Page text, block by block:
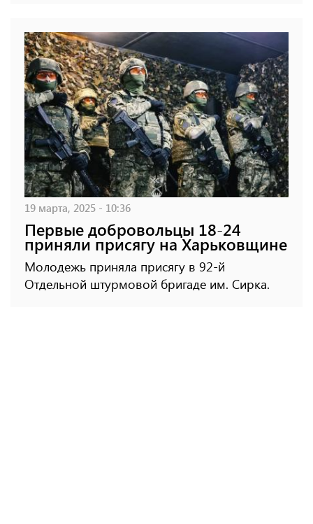
19 марта, 2025 - 10:36
Первые добровольцы 18-24
приняли присягу на Харьковщине
Молодежь приняла присягу в 92-й
Отдельной штурмовой бригаде им. Сирка.